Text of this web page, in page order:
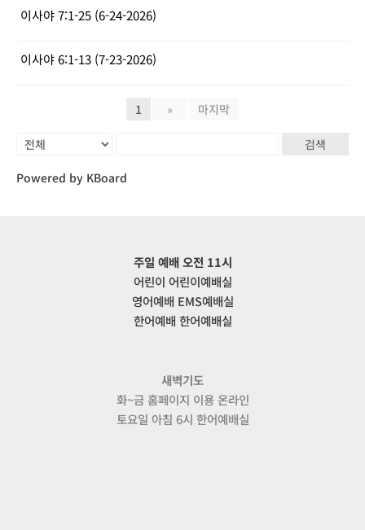
이사야 7:1-25 (6-24-2026)
이사야 6:1-13 (7-23-2026)
1 » 마지막
검색
Powered by KBoard
주일 예배 오전 11시
어린이 어린이예배실
영어예배 EMS예배실
한어예배 한어예배실
새벽기도
화~금 홈페이지 이용 온라인
토요일 아침 6시 한어예배실